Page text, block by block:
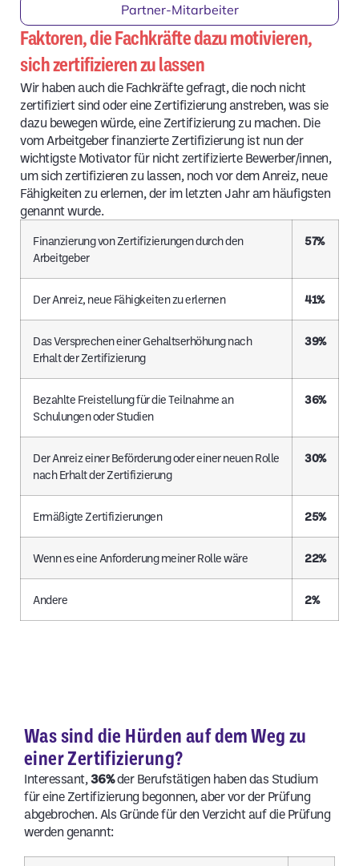
Partner-Mitarbeiter
Faktoren, die Fachkräfte dazu motivieren,
sich zertifizieren zu lassen
Wir haben auch die Fachkräfte gefragt, die noch nicht
zertifiziert sind oder eine Zertifizierung anstreben, was sie
dazu bewegen würde, eine Zertifizierung zu machen. Die
vom Arbeitgeber finanzierte Zertifizierung ist nun der
wichtigste Motivator für nicht zertifizierte Bewerber/innen,
um sich zertifizieren zu lassen, noch vor dem Anreiz, neue
Fähigkeiten zu erlernen, der im letzten Jahr am häufigsten
genannt wurde.
Finanzierung von Zertifizierungen durch den
Arbeitgeber
57%
Der Anreiz, neue Fähigkeiten zu erlernen 41%
Das Versprechen einer Gehaltserhöhung nach
Erhalt der Zertifizierung
39%
Bezahlte Freistellung für die Teilnahme an
Schulungen oder Studien
36%
Der Anreiz einer Beförderung oder einer neuen Rolle
nach Erhalt der Zertifizierung
30%
Ermäßigte Zertifizierungen 25%
Wenn es eine Anforderung meiner Rolle wäre 22%
Andere 2%
Was sind die Hürden auf dem Weg zu
einer Zertifizierung?
Interessant,36%der Berufstätigen haben das Studium
für eine Zertifizierung begonnen, aber vor der Prüfung
abgebrochen. Als Gründe für den Verzicht auf die Prüfung
werden genannt: